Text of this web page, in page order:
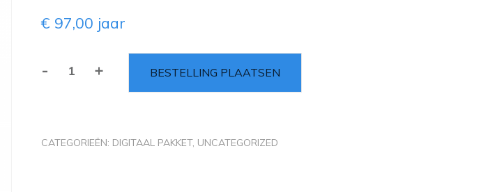
€ 97,00 jaar
- + BESTELLING PLAATSEN
CATEGORIEËN: DIGITAAL PAKKET, UNCATEGORIZED